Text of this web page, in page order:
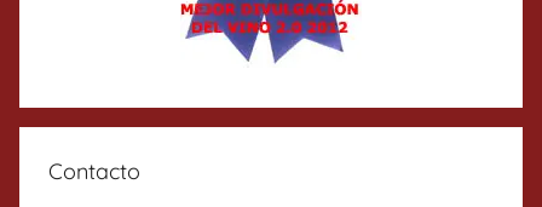
Contacto